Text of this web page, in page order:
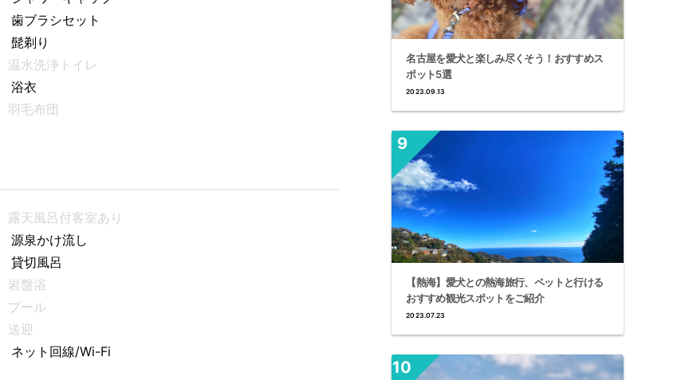
ブラシセット
髭剃り
水洗浄トイレ
浴衣
羽毛布団
天風呂付客室あり
泉かけ流し
貸切風呂
岩盤浴
プール
送迎
ット回線/Wi-Fi
名古屋を愛犬と楽しみ尽くそう！おすすめス
ポット5選
2023.09.13
【熱海】愛犬との熱海旅行、ペットと行ける
おすすめ観光スポットをご紹介
2023.07.23